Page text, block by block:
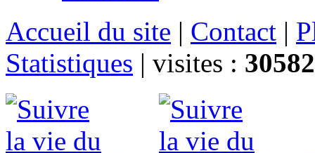
Accueil du site | Contact |
Statistiques | visites :